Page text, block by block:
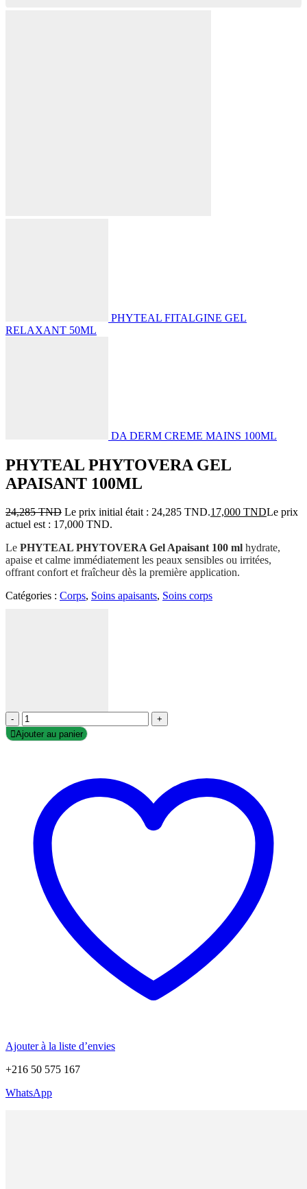
PHYTEAL FITALGINE GEL
RELAXANT 50ML
DA DERM CREME MAINS 100ML
PHYTEAL PHYTOVERA GEL
APAISANT 100ML
24,285TND Le prix initial était : 24,285 TND.17,000 TNDLe prix
actuel est : 17,000 TND.
Le PHYTEAL PHYTOVERA Gel Apaisant 100 ml hydrate,
apaise et calme immédiatement les peaux sensibles ou irritées,
offrant confort et fraîcheur dès la première application.
Catégories : Corps, Soins apaisants, Soins corps
-
+
Ajouter au panier
Ajouter à la liste d’envies
+216 50 575 167
WhatsApp